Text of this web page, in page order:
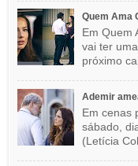
Quem Ama
Em Quem
vai ter
próximo
Ademir
Em cenas
sábado,
(Letícia